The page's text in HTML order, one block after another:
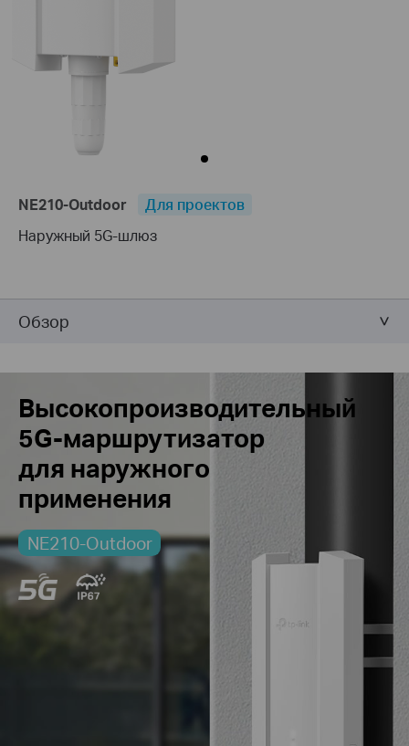
NE210-Outdoor
Для проектов
Наружный 5G-шлюз
Обзор
Высокопроизводительный
5G-маршрутизатор
для наружного
применения
NE210-Outdoor